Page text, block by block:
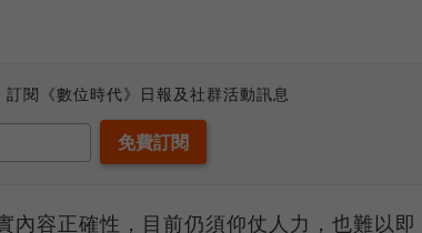
閱《數位時代》日報及社群活動訊息
容正確性，目前仍須仰仗人力，也難以即